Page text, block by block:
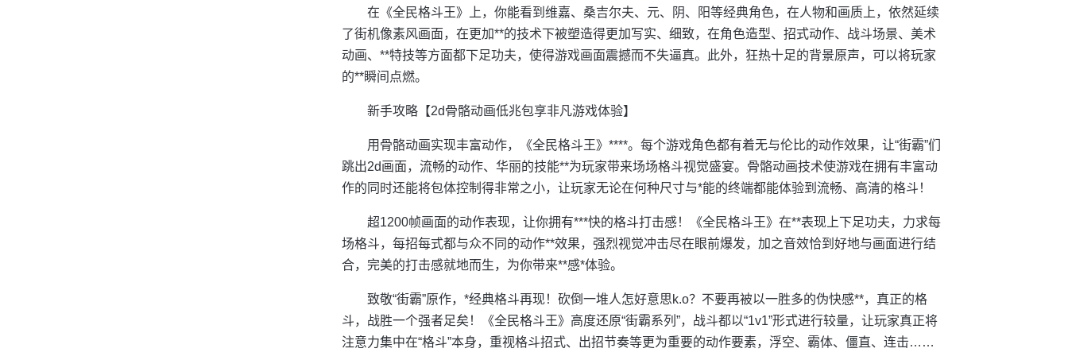
在《全民格斗王》上，你能看到维嘉、桑吉尔夫、元、阴、阳等经典角色，在人物和画质上，依然延续
了街机像素风画面，在更加**的技术下被塑造得更加写实、细致，在角色造型、招式动作、战斗场景、美术
动画、**特技等方面都下足功夫，使得游戏画面震撼而不失逼真。此外，狂热十足的背景原声，可以将玩家
的**瞬间点燃。
新手攻略【2d骨骼动画低兆包享非凡游戏体验】
用骨骼动画实现丰富动作，《全民格斗王》****。每个游戏角色都有着无与伦比的动作效果，让“街霸”们
跳出2d画面，流畅的动作、华丽的技能**为玩家带来场场格斗视觉盛宴。骨骼动画技术使游戏在拥有丰富动
作的同时还能将包体控制得非常之小，让玩家无论在何种尺寸与*能的终端都能体验到流畅、高清的格斗！
超1200帧画面的动作表现，让你拥有***快的格斗打击感！《全民格斗王》在**表现上下足功夫，力求每
场格斗，每招每式都与众不同的动作**效果，强烈视觉冲击尽在眼前爆发，加之音效恰到好地与画面进行结
合，完美的打击感就地而生，为你带来**感*体验。
致敬“街霸”原作，*经典格斗再现！砍倒一堆人怎好意思k.o？不要再被以一胜多的伪快感**，真正的格
斗，战胜一个强者足矣！《全民格斗王》高度还原“街霸系列”，战斗都以“1v1”形式进行较量，让玩家真正将
注意力集中在“格斗”本身，重视格斗招式、出招节奏等更为重要的动作要素，浮空、霸体、僵直、连击……